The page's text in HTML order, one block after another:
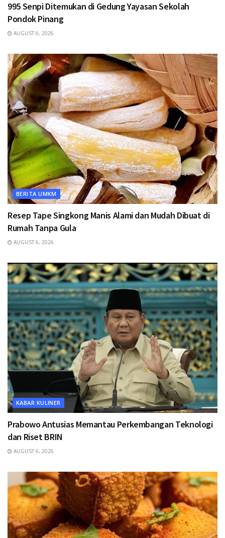
995 Senpi Ditemukan di Gedung Yayasan Sekolah
Pondok Pinang
AUGUST 6, 2026
BERITA UMKM
Resep Tape Singkong Manis Alami dan Mudah Dibuat di
Rumah Tanpa Gula
AUGUST 6, 2026
KABAR KULINER
Prabowo Antusias Memantau Perkembangan Teknologi
dan Riset BRIN
AUGUST 6, 2026